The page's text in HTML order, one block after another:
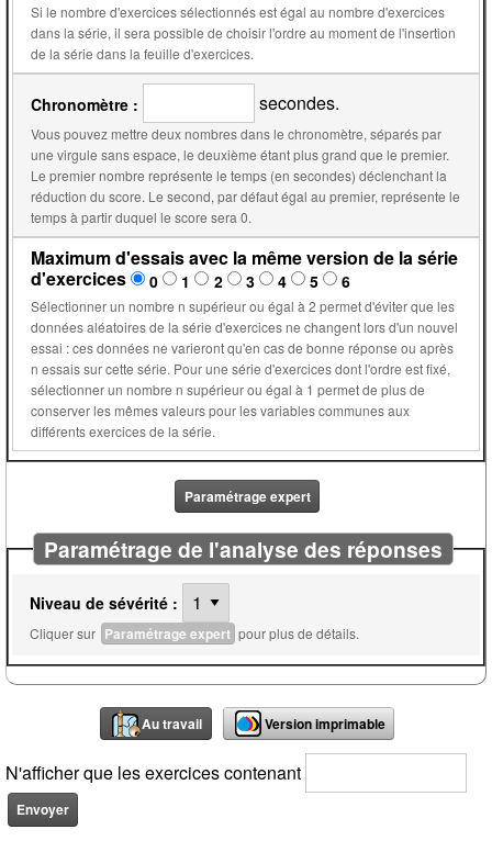
Si le nombre d'exercices sélectionnés est égal au nombre d'exercices
dans la série, il sera possible de choisir l'ordre au moment de l'insertion
de la série dans la feuille d'exercices.
Chronomètre : secondes.
Vous pouvez mettre deux nombres dans le chronomètre, séparés par
une virgule sans espace, le deuxième étant plus grand que le premier.
Le premier nombre représente le temps (en secondes) déclenchant la
réduction du score. Le second, par défaut égal au premier, représente le
temps à partir duquel le score sera 0.
Maximum d'essais avec la même version de la série
d'exercices
0 1 2 3 4 5 6
Sélectionner un nombre n supérieur ou égal à 2 permet d'éviter que les
données aléatoires de la série d'exercices ne changent lors d'un nouvel
essai : ces données ne varieront qu'en cas de bonne réponse ou après
n essais sur cette série. Pour une série d'exercices dont l'ordre est fixé,
sélectionner un nombre n supérieur ou égal à 1 permet de plus de
conserver les mêmes valeurs pour les variables communes aux
différents exercices de la série.
Paramétrage expert
Paramétrage de l'analyse des réponses
Niveau de sévérité :
Cliquer sur Paramétrage expert pour plus de détails.
Au travail Version imprimable
N'afficher que les exercices contenant